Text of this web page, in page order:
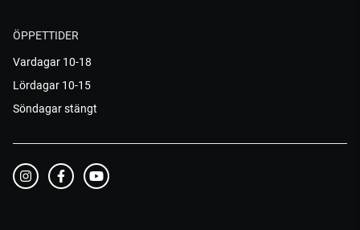
ÖPPETTIDER
Vardagar 10-18
Lördagar 10-15
Söndagar stängt